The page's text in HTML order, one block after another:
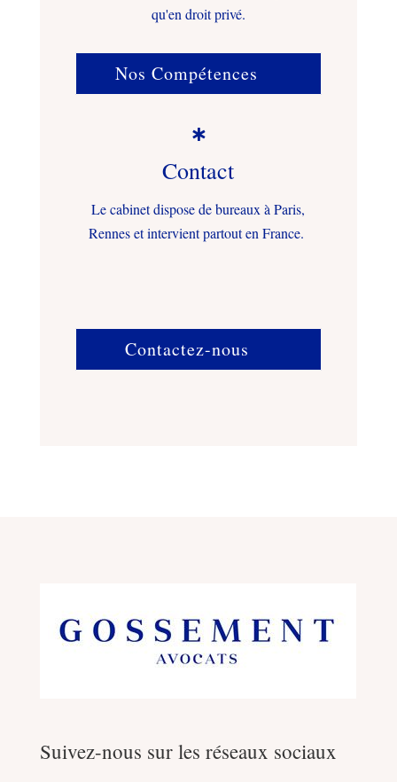
qu'en droit privé.
Nos Compétences

Contact
Le cabinet dispose de bureaux à Paris,
Rennes et intervient partout en France.
Contactez-nous
Suivez-nous sur les réseaux sociaux